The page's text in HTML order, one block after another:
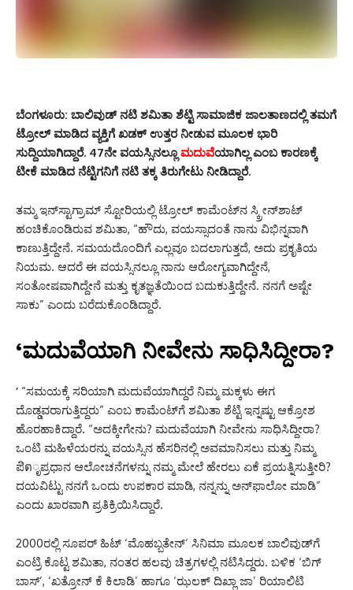
ಬೆಂಗಳೂರು: ಬಾಲಿವುಡ್ ನಟಿ ಶಮಿತಾ ಶೆಟ್ಟಿ ಸಾಮಾಜಿಕ ಜಾಲತಾಣದಲ್ಲಿ ತಮಗೆ
ಟ್ರೋಲ್ ಮಾಡಿದ ವ್ಯಕ್ತಿಗೆ ಖಡಕ್ ಉತ್ತರ ನೀಡುವ ಮೂಲಕ ಭಾರಿ
ಸುದ್ದಿಯಾಗಿದ್ದಾರೆ. 47ನೇ ವಯಸ್ಸಿನಲ್ಲೂ ಮದುವೆಯಾಗಿಲ್ಲ ಎಂಬ ಕಾರಣಕ್ಕೆ
ಟೀಕೆ ಮಾಡಿದ ನೆಟ್ಟಿಗನಿಗೆ ನಟಿ ತಕ್ಕ ತಿರುಗೇಟು ನೀಡಿದ್ದಾರೆ.
ತಮ್ಮ ಇನ್‌ಸ್ಟಾಗ್ರಾಮ್ ಸ್ಟೋರಿಯಲ್ಲಿ ಟ್ರೋಲ್ ಕಾಮೆಂಟ್‌ನ ಸ್ಕ್ರೀನ್‌ಶಾಟ್
ಹಂಚಿಕೊಂಡಿರುವ ಶಮಿತಾ, “ಹೌದು, ವಯಸ್ಸಾದಂತೆ ನಾನು ವಿಭಿನ್ನವಾಗಿ
ಕಾಣುತ್ತಿದ್ದೇನೆ. ಸಮಯದೊಂದಿಗೆ ಎಲ್ಲವೂ ಬದಲಾಗುತ್ತದೆ, ಅದು ಪ್ರಕೃತಿಯ
ನಿಯಮ. ಆದರೆ ಈ ವಯಸ್ಸಿನಲ್ಲೂ ನಾನು ಆರೋಗ್ಯವಾಗಿದ್ದೇನೆ,
ಸಂತೋಷವಾಗಿದ್ದೇನೆ ಮತ್ತು ಕೃತಜ್ಞತೆಯಿಂದ ಬದುಕುತ್ತಿದ್ದೇನೆ. ನನಗೆ ಅಷ್ಟೇ
ಸಾಕು” ಎಂದು ಬರೆದುಕೊಂಡಿದ್ದಾರೆ.
‘ಮದುವೆಯಾಗಿ ನೀವೇನು ಸಾಧಿಸಿದ್ದೀರಾ?
’ “ಸಮಯಕ್ಕೆ ಸರಿಯಾಗಿ ಮದುವೆಯಾಗಿದ್ದರೆ ನಿಮ್ಮ ಮಕ್ಕಳು ಈಗ
ದೊಡ್ಡವರಾಗುತ್ತಿದ್ದರು” ಎಂಬ ಕಾಮೆಂಟ್‌ಗೆ ಶಮಿತಾ ಶೆಟ್ಟಿ ಇನ್ನಷ್ಟು ಆಕ್ರೋಶ
ಹೊರಹಾಕಿದ್ದಾರೆ. “ಅದಕ್ಕೀಗೇನು? ಮದುವೆಯಾಗಿ ನೀವೇನು ಸಾಧಿಸಿದ್ದೀರಾ?
ಒಂಟಿ ಮಹಿಳೆಯರನ್ನು ವಯಸ್ಸಿನ ಹೆಸರಿನಲ್ಲಿ ಅವಮಾನಿಸಲು ಮತ್ತು ನಿಮ್ಮ
ಪิตೃಪ್ರಧಾನ ಆಲೋಚನೆಗಳನ್ನು ನಮ್ಮ ಮೇಲೆ ಹೇರಲು ಏಕೆ ಪ್ರಯತ್ನಿಸುತ್ತೀರಿ?
ದಯವಿಟ್ಟು ನನಗೆ ಒಂದು ಉಪಕಾರ ಮಾಡಿ, ನನ್ನನ್ನು ಅನ್‌ಫಾಲೋ ಮಾಡಿ”
ಎಂದು ಖಾರವಾಗಿ ಪ್ರತಿಕ್ರಿಯಿಸಿದ್ದಾರೆ.
2000ರಲ್ಲಿ ಸೂಪರ್ ಹಿಟ್ ‘ಮೊಹಬ್ಬತೇನ್’ ಸಿನಿಮಾ ಮೂಲಕ ಬಾಲಿವುಡ್‌ಗೆ
ಎಂಟ್ರಿ ಕೊಟ್ಟ ಶಮಿತಾ, ನಂತರ ಹಲವು ಚಿತ್ರಗಳಲ್ಲಿ ನಟಿಸಿದ್ದರು. ಬಳಿಕ ‘ಬಿಗ್
ಬಾಸ್’, ‘ಖತ್ರೋನ್ ಕೆ ಕಿಲಾಡಿ’ ಹಾಗೂ ‘ಝಲಕ್ ದಿಖ್ಲಾ ಜಾ’ ರಿಯಾಲಿಟಿ